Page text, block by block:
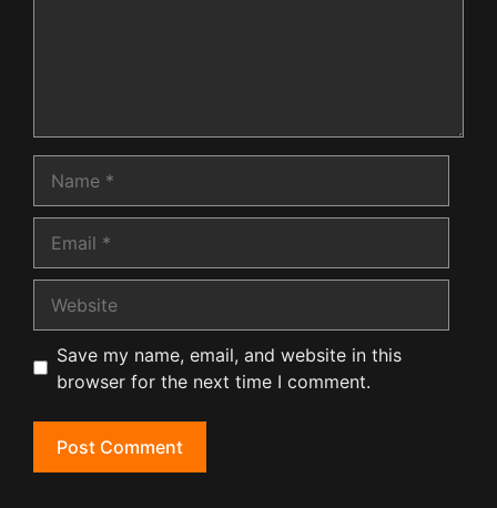
Save my name, email, and website in this
browser for the next time I comment.